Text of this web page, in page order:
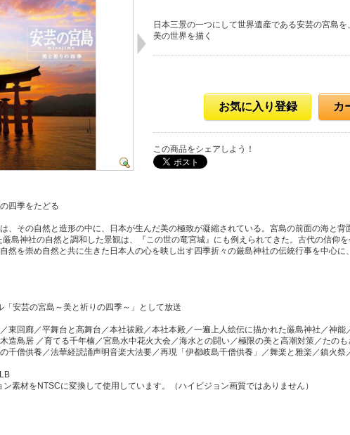
日本三景の一つにして世界遺産である安芸の宮島
美の世界を描く
カ
お気に入り登録
この商品をシェアしよう！
四季をたどる
、その自然と造形の中に、日本が生んだ美の極致が凝縮されている。宮島の前面の海と背
島神社の自然と調和した景観は、『この世の竜宮城』にも例えられてきた。古代の信仰
然を崇め自然と共に生きた日本人の心を映し出す四季折々の厳島神社の伝統行事を中心に
安芸の宮島～美と祈りの四季～」として放送
東回廊／平舞台と高舞台／本社祓殿／本社本殿／一遍上人絵伝に描かれた厳島神社／神能
造鳥居 ／育てる千年楠／宮島水中花火大会／海水との闘い／極限の美と高潮対策／たの
千僧供養／法華経読誦声明音楽大法要／再現「伊都岐島千僧供養」／舞楽と雅楽／鎮火祭
素材をNTSCに変換して使用しています。（ハイビジョン画質ではありません）